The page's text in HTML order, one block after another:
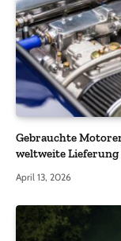
Gebrauchte
weltweite Lieferung
April 13, 2026